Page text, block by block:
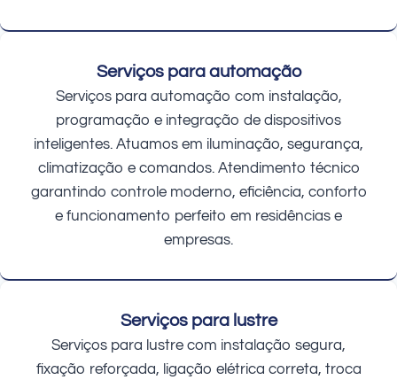
Serviços para automação
Serviços para automação com instalação,
programação e integração de dispositivos
inteligentes. Atuamos em iluminação, segurança,
climatização e comandos. Atendimento técnico
garantindo controle moderno, eficiência, conforto
e funcionamento perfeito em residências e
empresas.
Serviços para lustre
Serviços para lustre com instalação segura,
fixação reforçada, ligação elétrica correta, troca